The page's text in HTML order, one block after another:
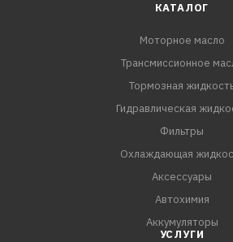
КАТАЛОГ
Моторное масло
Трансмиссионное
Тормозная
Гидравлическая
Фильтры
Охлаждающая
Аксессуары
Автохимия
Аккумуляторы
УСЛУГИ